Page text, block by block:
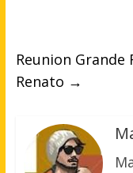
Reunion Grande
Renato →